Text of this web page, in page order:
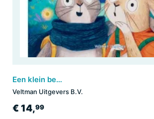
Een klein beetje bang
Veltman Uitgevers B.V.
€ 14,99